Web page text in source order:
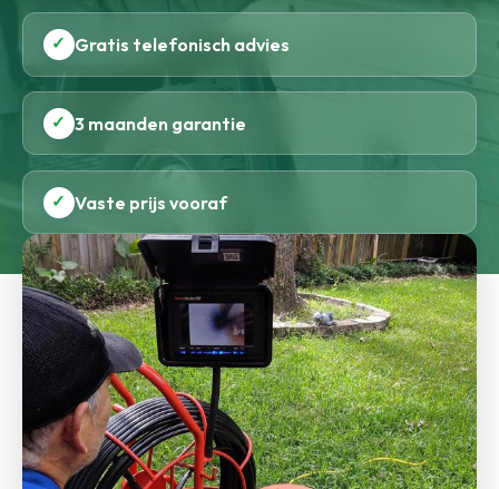
✓ Gratis telefonisch advies
✓ 3 maanden garantie
✓ Vaste prijs vooraf